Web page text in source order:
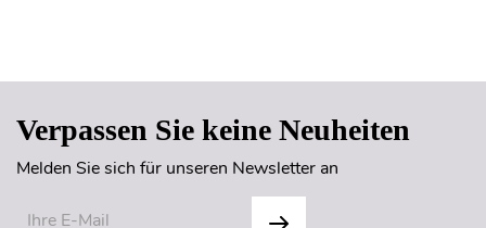
Verpassen Sie keine Neuheiten
Melden Sie sich für unseren Newsletter an